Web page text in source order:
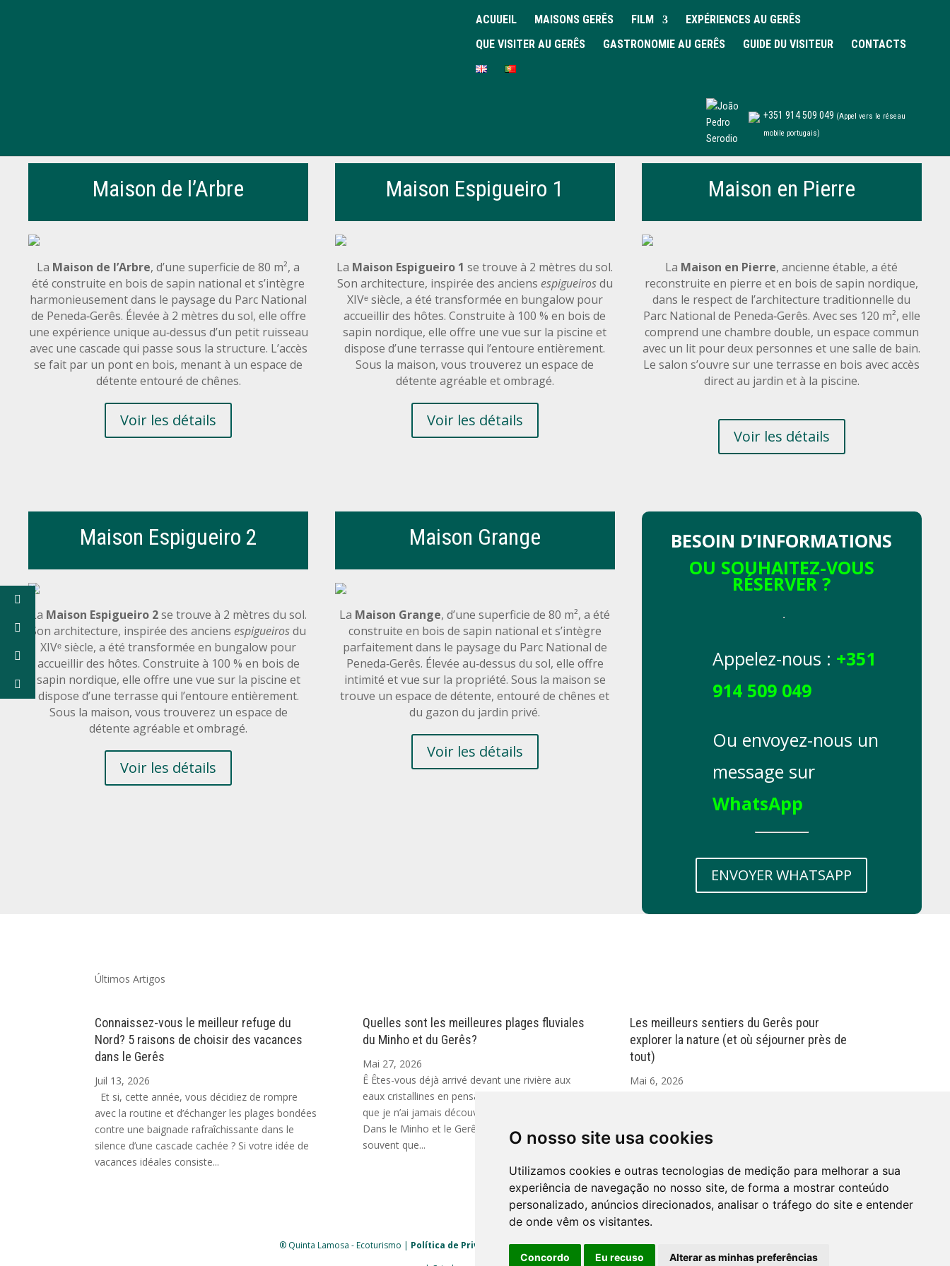
O nosso site usa cookies
Utilizamos cookies e outras tecnologias de medição para melhorar a sua
experiência de navegação no nosso site, de forma a mostrar conteúdo
personalizado, anúncios direcionados, analisar o tráfego do site e entender
de onde vêm os visitantes.
Concordo Eu recuso Alterar as minhas preferências
ACUUEIL MAISONS GERÊS FILM
EXPÉRIENCES AU GERÊS
QUE VISITER AU GERÊS
GASTRONOMIE AU GERÊS GUIDE DU VISITEUR CONTACTS
+351 914 509 049 (Appel vers le réseau
mobile portugais)
Maison de l’Arbre
La Maison de l’Arbre, d’une superficie de 80 m², a
été construite en bois de sapin national et s’intègre
harmonieusement dans le paysage du Parc National
de Peneda‑Gerês. Élevée à 2 mètres du sol, elle offre
une expérience unique au‑dessus d’un petit ruisseau
avec une cascade qui passe sous la structure. L’accès
se fait par un pont en bois, menant à un espace de
détente entouré de chênes.
Voir les détails
Maison Espigueiro 1
La Maison Espigueiro 1 se trouve à 2 mètres du sol.
Son architecture, inspirée des anciens espigueirosdu
XIVᵉ siècle, a été transformée en bungalow pour
accueillir des hôtes. Construite à 100 % en bois de
sapin nordique, elle offre une vue sur la piscine et
dispose d’une terrasse qui l’entoure entièrement.
Sous la maison, vous trouverez un espace de
détente agréable et ombragé.
Voir les détails
Maison en Pierre
La Maison en Pierre, ancienne étable, a été
reconstruite en pierre et en bois de sapin nordique,
dans le respect de l’architecture traditionnelle du
Parc National de Peneda‑Gerês. Avec ses 120 m², elle
comprend une chambre double, un espace commun
avec un lit pour deux personnes et une salle de bain.
Le salon s’ouvre sur une terrasse en bois avec accès
direct au jardin et à la piscine.
Voir les détails
Maison Espigueiro 2
La Maison Espigueiro 2se trouve à 2 mètres du sol.
Son architecture, inspirée des anciensespigueirosdu
XIVᵉ siècle, a été transformée en bungalow pour
accueillir des hôtes. Construite à 100 % en bois de
sapin nordique, elle offre une vue sur la piscine et
dispose d’une terrasse qui l’entoure entièrement.
Sous la maison, vous trouverez un espace de
détente agréable et ombragé.
Voir les détails
Maison Grange
La Maison Grange, d’une superficie de 80 m², a été
construite en bois de sapin national et s’intègre
parfaitement dans le paysage du Parc National de
Peneda‑Gerês. Élevée au‑dessus du sol, elle offre
intimité et vue sur la propriété. Sous la maison se
trouve un espace de détente, entouré de chênes et
du gazon du jardin privé.
Voir les détails
BESOIN D’INFORMATIONS
OU SOUHAITEZ-VOUS
RÉSERVER ?
Appelez-nous : +351
914 509 049
Ou envoyez-nous un
message sur
WhatsApp
ENVOYER WHATSAPP
Últimos Artigos
Connaissez-vous le meilleur refuge du
Nord? 5 raisons de choisir des vacances
dans le Gerês
Juil 13, 2026
Et si, cette année, vous décidiez de rompre
avec la routine et d’échanger les plages bondées
contre une baignade rafraîchissante dans le
silence d’une cascade cachée ? Si votre idée de
vacances idéales consiste...
Quelles sont les meilleures plages fluviales
du Minho et du Gerês?
Mai 27, 2026
Ê Êtes-vous déjà arrivé devant une rivière aux
eaux cristallines en pensant : comment est-ce
que je n’ai jamais découvert cet endroit avant ?
Dans le Minho et le Gerês, cela arrive plus
souvent que...
Les meilleurs sentiers du Gerês pour
explorer la nature (et où séjourner près de
tout)
Mai 6, 2026
plus complètes et les plus fascinantes du
Portugal pour ceux qui aiment partir avec un sac
® Quinta Lamosa - Ecoturismo | Política de Privacidade|Livro de Reclamações| Mapasite